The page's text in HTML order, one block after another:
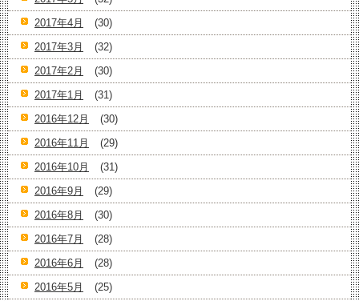
2017年4月
(30)
2017年3月
(32)
2017年2月
(30)
2017年1月
(31)
2016年12月
(30)
2016年11月
(29)
2016年10月
(31)
2016年9月
(29)
2016年8月
(30)
2016年7月
(28)
2016年6月
(28)
2016年5月
(25)